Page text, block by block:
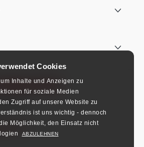
Cookies
Inhalte und Anzeigen zu
für soziale Medien
Zugriff auf unsere Website zu
ist uns wichtig - dennoch
Möglichkeit, den Einsatz nicht
ABZULEHNEN
9542 3170
Uhr.